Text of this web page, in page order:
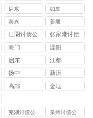
启东 如皋
泰兴 姜堰
江阴讨债公
司
张家港讨债
公司
海门
溧阳
启东
江都
扬中
新沂
高邮
金坛
芜湖讨债公
泉州讨债公